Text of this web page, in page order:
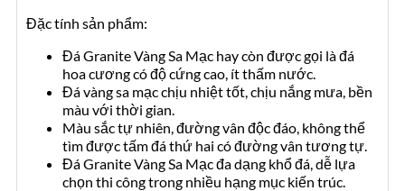
Đặc tính sản phẩm:
Đá Granite Vàng Sa Mạc hay còn được gọi là đá
hoa cương có độ cứng cao, ít thấm nước.
Đá vàng sa mạc chịu nhiệt tốt, chịu nắng mưa, bền
màu với thời gian.
Màu sắc tự nhiên, đường vân độc đáo, không thể
tìm được tấm đá thứ hai có đường vân tương tự.
Đá Granite Vàng Sa Mạc đa dạng khổ đá, dễ lựa
chọn thi công trong nhiều hạng mục kiến trúc.